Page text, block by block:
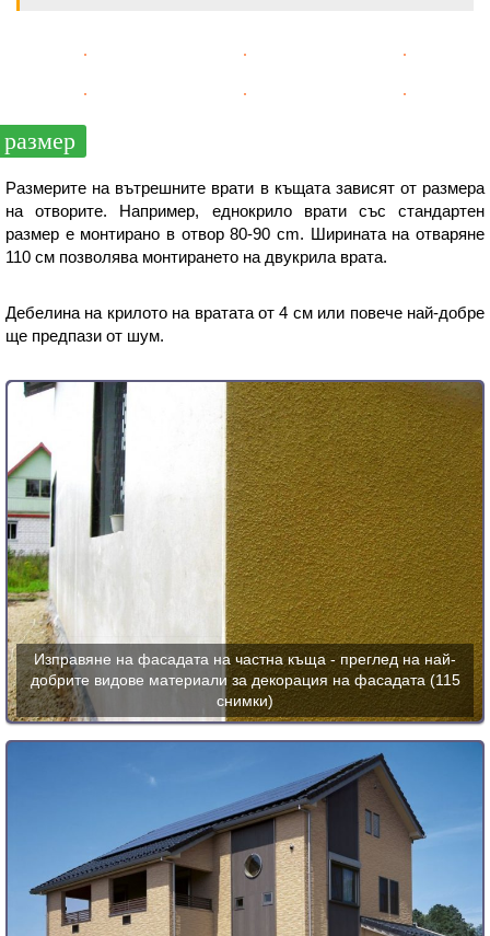
размер
Размерите на вътрешните врати в къщата зависят от размера
на отворите. Например, еднокрило врати със стандартен
размер е монтирано в отвор 80-90 cm. Ширината на отваряне
110 см позволява монтирането на двукрила врата.
Дебелина на крилото на вратата от 4 см или повече най-добре
ще предпази от шум.
Изправяне на фасадата на частна къща - преглед на най-
добрите видове материали за декорация на фасадата (115
снимки)